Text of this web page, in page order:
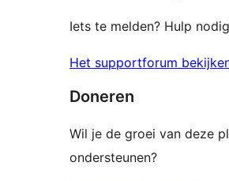
Iets te melden? Hulp
Het supportforum
Doneren
Wil je de groei van deze
ondersteunen?